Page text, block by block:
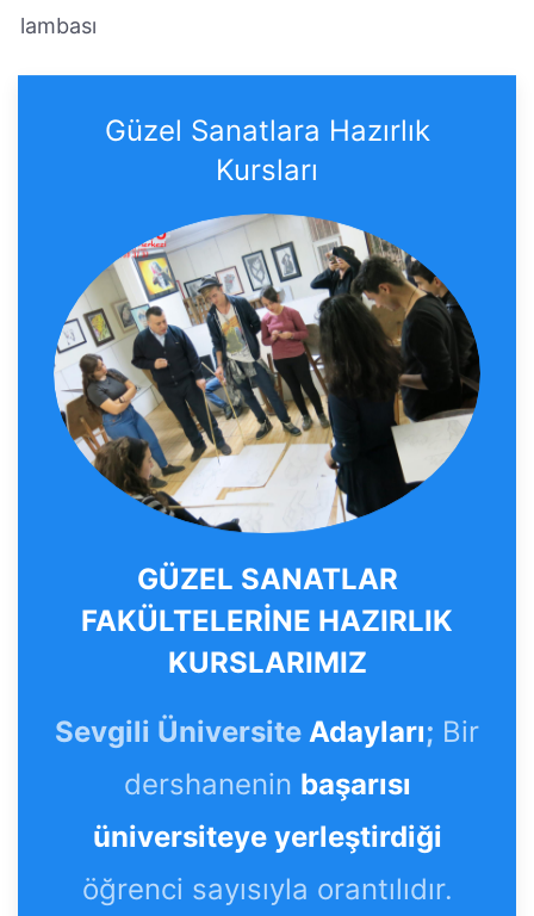
lambası
Güzel Sanatlara Hazırlık
Kursları
GÜZEL SANATLAR
FAKÜLTELERİNE HAZIRLIK
KURSLARIMIZ
Sevgili Üniversite Adayları; Bir
dershanenin başarısı
üniversiteye yerleştirdiği
öğrenci sayısıyla orantılıdır.